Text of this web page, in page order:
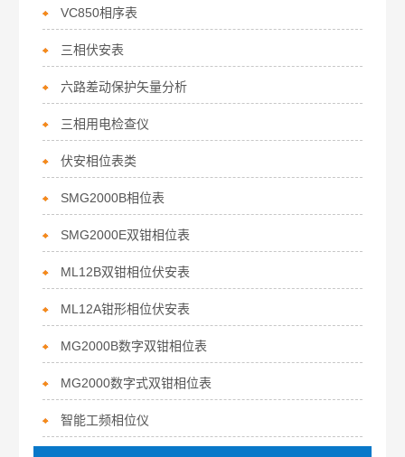
VC850相序表
三相伏安表
六路差动保护矢量分析
三相用电检查仪
伏安相位表类
SMG2000B相位表
SMG2000E双钳相位表
ML12B双钳相位伏安表
ML12A钳形相位伏安表
MG2000B数字双钳相位表
MG2000数字式双钳相位表
智能工频相位仪